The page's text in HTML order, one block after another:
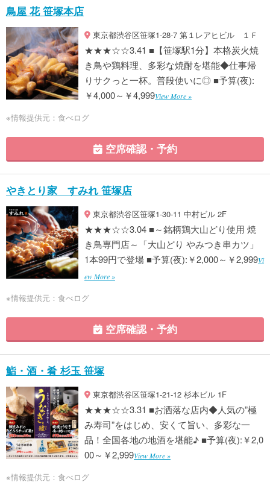
鳥屋 花 笹塚本店
東京都渋谷区笹塚1-28-7 第１レアヒビル １Ｆ
★★★☆☆3.41 ■【笹塚駅1分】本格炭火焼
き鳥や鶏料理、多彩な焼酎を堪能◆仕事帰
りサクっと一杯。普段使いに◎ ■予算(夜):
￥4,000～￥4,999View More »
※情報提供元：食べログ
空席確認・予約
やきとり家 すみれ 笹塚店
東京都渋谷区笹塚1-30-11 中村ビル 2F
★★★☆☆3.04 ■～銘柄鶏大山どり使用 焼
き鳥専門店～「大山どり やみつき串カツ」
1本99円で登場 ■予算(夜):￥2,000～￥2,999Vi
ew More »
※情報提供元：食べログ
空席確認・予約
鮨・酒・肴 杉玉 笹塚
東京都渋谷区笹塚1-21-12 杉本ビル 1F
★★★☆☆3.31 ■お洒落な店内◆人気の”極
み寿司”をはじめ、安くて旨い、多彩な一
品！全国各地の地酒を堪能♪ ■予算(夜):￥2,0
00～￥2,999View More »
※情報提供元：食べログ